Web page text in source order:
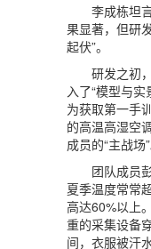
李成栋坦言
果显著，但研
起伏”。
研发之初，
入了“模型与实
为获取第一手
的高温高湿空
成员的“主战场”
团队成员彭
夏季温度常常
高达60%以上
重的采集设备
间，衣服被汗